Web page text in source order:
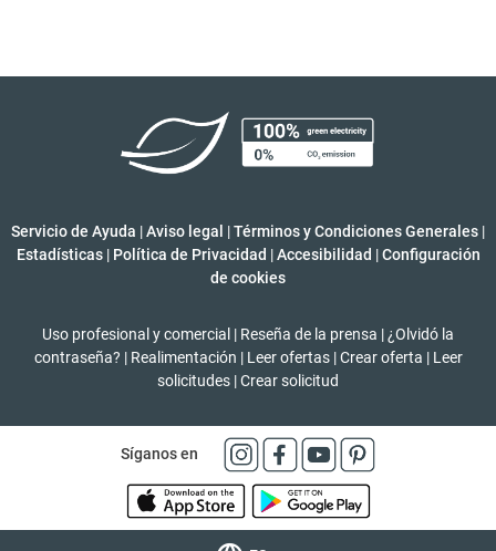
Servicio de Ayuda |Aviso legal |Términos y Condiciones Generales |
Estadísticas | Política de Privacidad | Accesibilidad | Configuración
de cookies
Uso profesional y comercial | Reseña de la prensa | ¿Olvidó la
contraseña? | Realimentación | Leer ofertas | Crear oferta | Leer
solicitudes |Crear solicitud
Síganos en